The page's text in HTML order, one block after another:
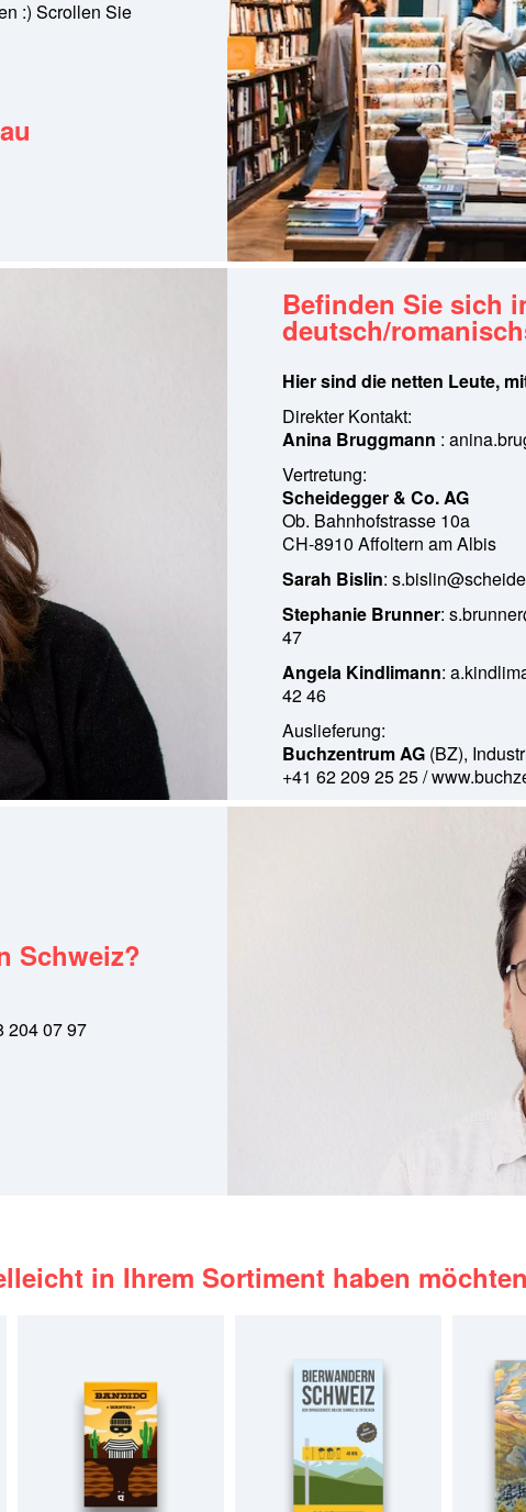
:) Scrollen Sie
Befinden Sie sich
deutsch/
Hier sind die netten Leute,
Direkter Kontakt:
Anina Bruggmann :
Vertretung:
Scheidegger & Co. AG
Ob. Bahnhofstrasse 10a
CH-8910 Affoltern am Albis
Sarah Bislin:
Stephanie Brunner:
47
Angela Kindlimann:
42 46
Auslieferung:
Buchzentrum AG (BZ),
+41 62 209 25 25 /
Schweiz?
204 07 97
in Ihrem Sortiment haben möchten